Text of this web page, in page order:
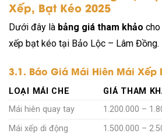
Xếp, Bạt Kéo 2025
Dưới đây là bảng giá tham khảo
xếp bạt kéo tại Bảo Lộc – Lâm Đồng.
3.1. Báo Giá Mái Hiên Mái Xếp
LOẠI MÁI CHE
GIÁ THAM
Mái hiên quay tay
1.200.000 –
Mái xếp di động
1.500.000 –